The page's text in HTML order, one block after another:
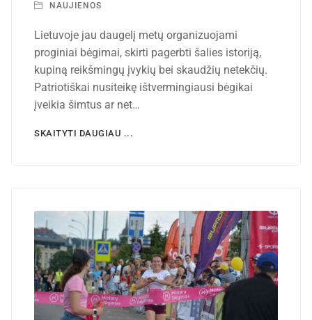
NAUJIENOS
Lietuvoje jau daugelį metų organizuojami
proginiai bėgimai, skirti pagerbti šalies istoriją,
kupiną reikšmingų įvykių bei skaudžių netekčių.
Patriotiškai nusiteikę ištvermingiausi bėgikai
įveikia šimtus ar net…
SKAITYTI DAUGIAU ...